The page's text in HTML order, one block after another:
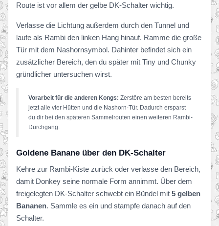
Route ist vor allem der gelbe DK-Schalter wichtig.
Verlasse die Lichtung außerdem durch den Tunnel und
laufe als Rambi den linken Hang hinauf. Ramme die große
Tür mit dem Nashornsymbol. Dahinter befindet sich ein
zusätzlicher Bereich, den du später mit Tiny und Chunky
gründlicher untersuchen wirst.
Vorarbeit für die anderen Kongs: Zerstöre am besten bereits
jetzt alle vier Hütten und die Nashorn-Tür. Dadurch ersparst
du dir bei den späteren Sammelrouten einen weiteren Rambi-
Durchgang.
Goldene Banane über den DK-Schalter
Kehre zur Rambi-Kiste zurück oder verlasse den Bereich,
damit Donkey seine normale Form annimmt. Über dem
freigelegten DK-Schalter schwebt ein Bündel mit 5 gelben
Bananen. Sammle es ein und stampfe danach auf den
Schalter.